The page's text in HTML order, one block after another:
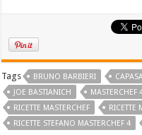
Tags BRUNO BARBIERI
JOE BASTIANICH
MASTERCHEF
RICETTE MASTERCHEF
RICETTE
RICETTE STEFANO MASTERCHEF 4